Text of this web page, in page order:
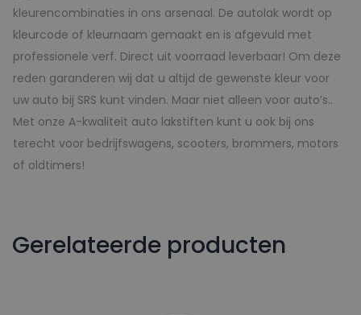
kleurencombinaties in ons arsenaal. De autolak wordt op
kleurcode of kleurnaam gemaakt en is afgevuld met
professionele verf. Direct uit voorraad leverbaar! Om deze
reden garanderen wij dat u altijd de gewenste kleur voor
uw auto bij SRS kunt vinden. Maar niet alleen voor auto’s..
Met onze A-kwaliteit auto lakstiften kunt u ook bij ons
terecht voor bedrijfswagens, scooters, brommers, motors
of oldtimers!
Gerelateerde producten